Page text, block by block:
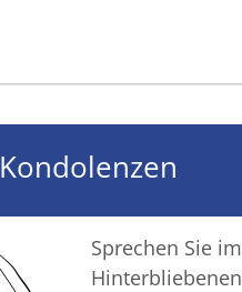
Kondolenzen
Sprechen Sie